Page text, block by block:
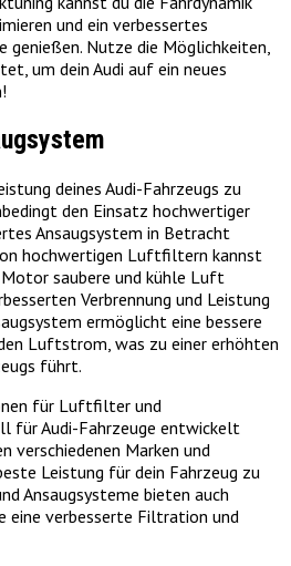
und ein verbessertes
genießen. Nutze die Möglichkeiten,
um dein Audi auf ein neues
deines Audi-Fahrzeugs zu
den Einsatz hochwertiger
Ansaugsystem in Betracht
hochwertigen Luftfiltern kannst
saubere und kühle Luft
Verbrennung und Leistung
ermöglicht eine bessere
Luftstrom, was zu einer erhöhten
führt.
für Luftfilter und
für Audi-Fahrzeuge entwickelt
verschiedenen Marken und
Leistung für dein Fahrzeug zu
Ansaugsysteme bieten auch
eine verbesserte Filtration und